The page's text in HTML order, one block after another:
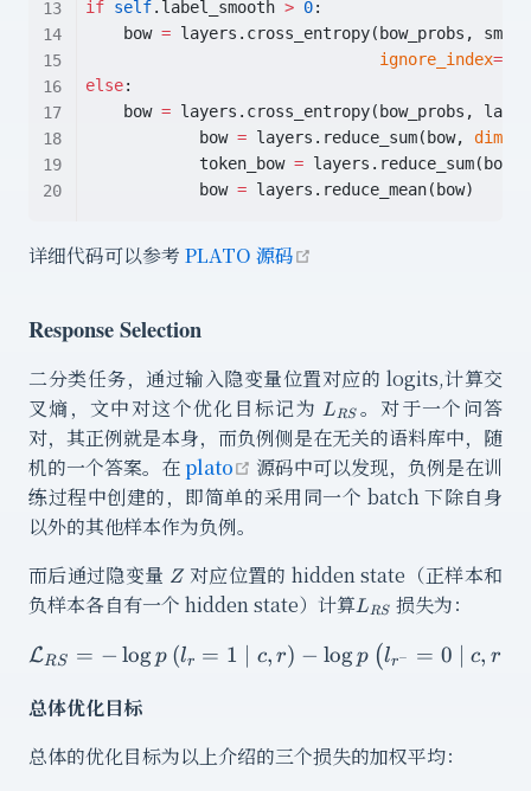
if self.label_smooth > 0:
    bow
= layers.cross_entropy(bow_probs,
ignore_index=
else:
    bow
= layers.cross_entropy(bow_probs,
            bow
= layers.reduce_sum(bow, dim
            token_bow
= layers.reduce_sum(bow)
            bow
= layers.reduce_mean(bow)
详细代码可以参考 PLATO 源码
Response Selection
二分类任务，通过输入隐变量位置对应的 logits,计算交
叉熵，文中对这个优化目标记为L_{RS}
LRS 。对于一个问答
对，其正例就是本身，而负例侧是在无关的语料库中，随
机的一个答案。在plato open in new window
源码中可以发现，负例是在训
练过程中创建的，即简单的采用同一个 batch 下除自身
以外的其他样本作为负例。
而后通过隐变量 Z
Z对应位置的 hidden state（正样本和
负样本各自有一个 hidden state）计算 L_{RS}
LRS 损失为：
\mathcal{L}_{R S}=-
LRS = − logp (lr = 1 c, r) − logp (lr− = 0 c, r
总体优化目标
总体的优化目标为以上介绍的三个损失的加权平均：